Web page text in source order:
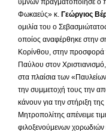
Φωκαεύς» κ. Γεώργιος
ομιλία του ο
οποίος αναφέρθηκε στην
Κορίνθου, στην
Παύλου στον
στα πλαίσια των
την συμμετοχή τους την
κάνουν για την στήριξη
Μητροπολίτης απένειμε
φιλοξενούμενων